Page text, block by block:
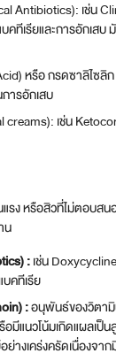
างเคร่งครัดเนื่องจาก
:สำหรับผู้
:สำหรับสิวยีสต์
:
อาจทำให้อาการรุนแร
Injections) :ฉีดสเตี
ญ่ (Nodules/Cysts) เ
มี (Chemical Peels) :
เซลล์ผิว ลดการอุดตั
:เช่น แสงสีฟ้
พื่อช่วยลดการอักเสบแ